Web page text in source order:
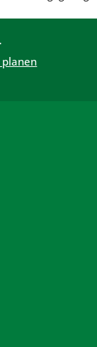
und modular
und hohe